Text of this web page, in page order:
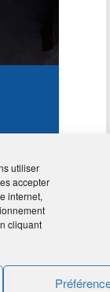
utiliser
accepter
internet,
cliquant